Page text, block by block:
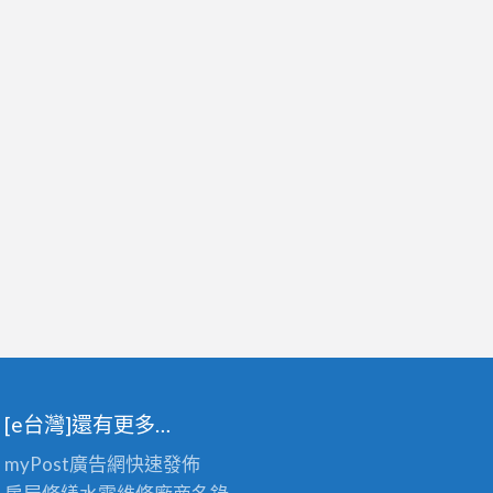
[e台灣]還有更多…
myPost廣告網快速發佈